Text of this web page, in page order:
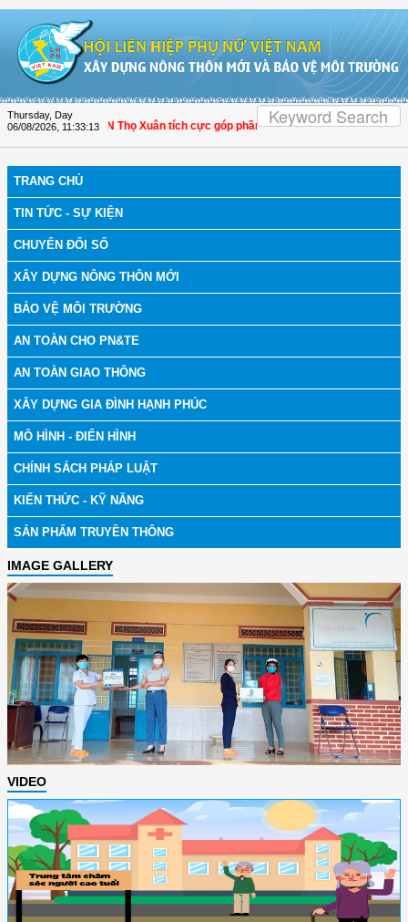
Thursday, Day
06/08/2026 11:33:13
Hóa: Hội LHPN Thọ Xuân tích cực góp phần nâng cao tỷ lệ người dân tham
TRANG CHỦ
TIN TỨC - SỰ KIỆN
CHUYỂN ĐỔI SỐ
XÂY DỰNG NÔNG THÔN MỚI
BẢO VỆ MÔI TRƯỜNG
AN TOÀN CHO PN&TE
AN TOÀN GIAO THÔNG
XÂY DỰNG GIA ĐÌNH HẠNH PHÚC
MÔ HÌNH - ĐIỂN HÌNH
CHÍNH SÁCH PHÁP LUẬT
KIẾN THỨC - KỸ NĂNG
SẢN PHẨM TRUYỀN THÔNG
IMAGE GALLERY
VIDEO